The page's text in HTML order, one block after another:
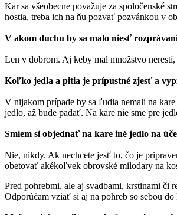
Kar sa všeobecne považuje za spoločenské
hostia, treba ich na ňu pozvať pozvánkou v
V akom duchu by sa malo niesť
Len v dobrom. Aj keby mal množstvo
Koľko jedla a pitia je prípustné zjesť a
V nijakom prípade by sa ľudia nemali na
jedlo, až bude padať. Na kare nie sme pre
Smiem si objednať na kare iné jedlo na
Nie, nikdy. Ak nechcete jesť to, čo je
obetovať akékoľvek obrovské milodary na
Pred pohrebmi, ale aj svadbami, krstinami
Odporúčam vziať si aj na pohreb so sebou